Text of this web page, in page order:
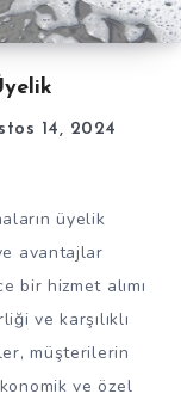
14, 2024
üyelik
avantajlar
bir hizmet alımı
ve karşılıklı
müşterilerin
ve özel